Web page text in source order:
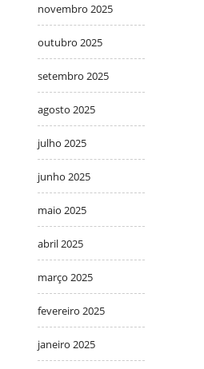
novembro 2025
outubro 2025
setembro 2025
agosto 2025
julho 2025
junho 2025
maio 2025
abril 2025
março 2025
fevereiro 2025
janeiro 2025